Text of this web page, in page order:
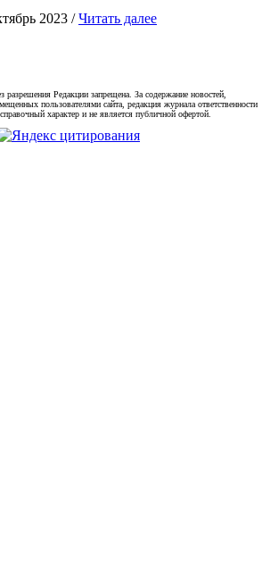
2023 /Читать далее
разрешения Редакции запрещена. За содержание новостей,
пользователями сайта, редакция журнала ответственности
характер и не является публичной офертой.